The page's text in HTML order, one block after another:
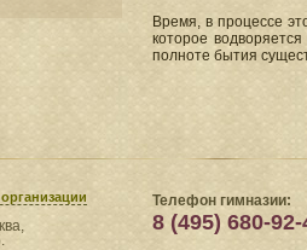
Время, в процессе
которое
полноте бытия
Телефон гимназии:
8 (495) 680-92-